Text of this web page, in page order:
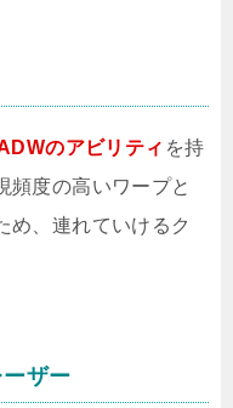
のアビリティ を持
頻度の高いワープと
め、連れていけるク
ザー